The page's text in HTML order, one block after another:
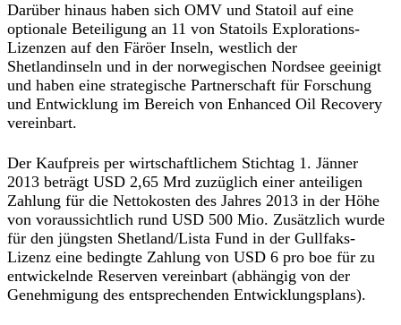
Darüber hinaus haben sich OMV und Statoil auf eine
optionale Beteiligung an 11 von Statoils Explorations-
Lizenzen auf den Färöer Inseln, westlich der
Shetlandinseln und in der norwegischen Nordsee geeinigt
und haben eine strategische Partnerschaft für Forschung
und Entwicklung im Bereich von Enhanced Oil Recovery
vereinbart.
Der Kaufpreis per wirtschaftlichem Stichtag 1. Jänner
2013 beträgt USD 2,65 Mrd zuzüglich einer anteiligen
Zahlung für die Nettokosten des Jahres 2013 in der Höhe
von voraussichtlich rund USD 500 Mio. Zusätzlich wurde
für den jüngsten Shetland/Lista Fund in der Gullfaks-
Lizenz eine bedingte Zahlung von USD 6 pro boe für zu
entwickelnde Reserven vereinbart (abhängig von der
Genehmigung des entsprechenden Entwicklungsplans).